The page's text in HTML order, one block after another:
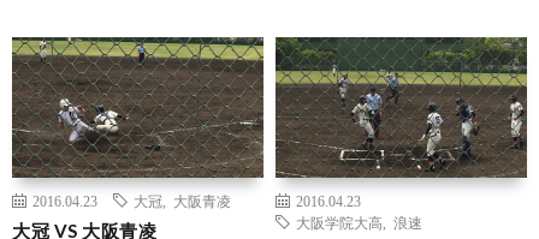
2016.04.23 大冠 大阪青凌
大冠 VS 大阪青凌
2016.04.23
大阪学院大高
浪速